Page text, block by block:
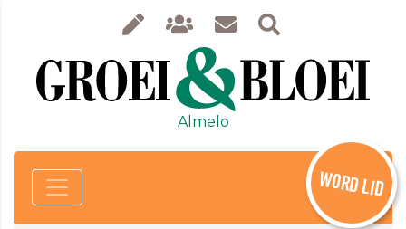
Almelo
WORD LID